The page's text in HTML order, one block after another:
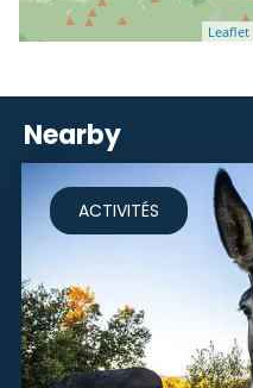
Leaflet
Nearby
ACTIVITÉS